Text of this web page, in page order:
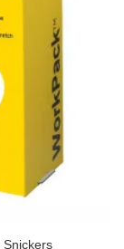
Snickers